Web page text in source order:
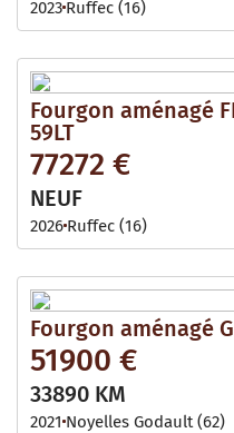
2023 Ruffec (16)
Fourgon aménagé
59LT
77272 €
NEUF
2026 Ruffec (16)
Fourgon aménagé
51900 €
33890 KM
2021 Noyelles Godault (62)